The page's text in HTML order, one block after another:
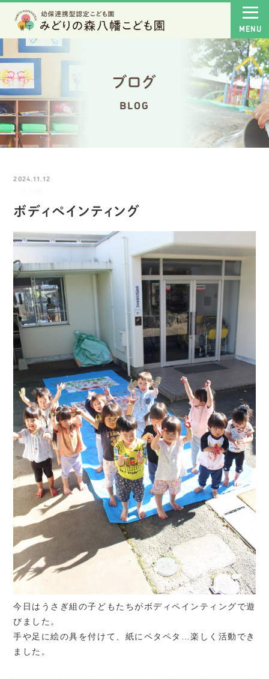
ブログ
BLOG
2024.11.12
ボディペインティング
今日はうさぎ組の子どもたちがボディペインティングで遊
びました。
手や足に絵の具を付けて、紙にペタペタ…楽しく活動でき
ました。